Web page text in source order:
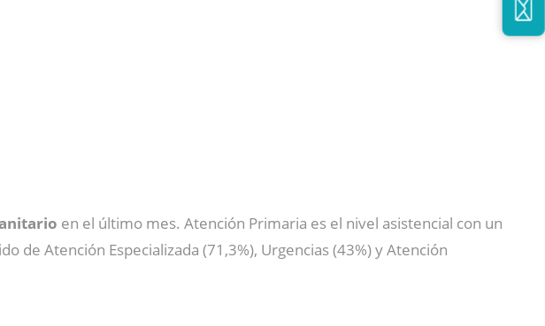
en el último mes. Atención Primaria es el nivel asistencial con un
de Atención Especializada (71,3%), Urgencias (43%) y Atención